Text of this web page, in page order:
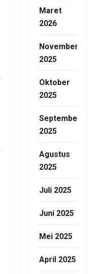
Maret
2026
November
2025
Oktober
2025
September
2025
Agustus
2025
Juli 2025
Juni 2025
Mei 2025
April 2025